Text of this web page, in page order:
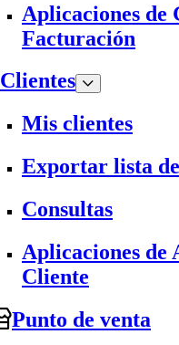
Aplicaciones de
Facturación
Clientes
Mis clientes
Exportar lista
Consultas
Aplicaciones de
Cliente
Punto de venta